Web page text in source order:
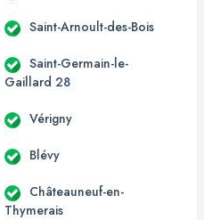
Saint-Arnoult-des-Bois
Saint-Germain-le-
Gaillard 28
Vérigny
Blévy
Châteauneuf-en-
Thymerais